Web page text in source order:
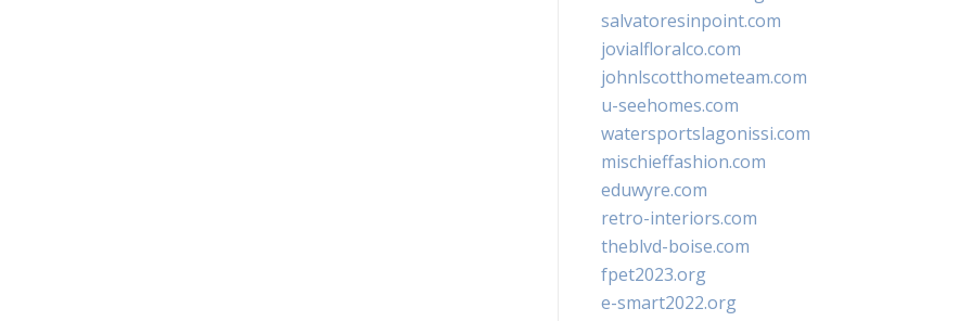
salvatoresinpoint.com
jovialfloralco.com
johnlscotthometeam.com
u-seehomes.com
watersportslagonissi.com
mischieffashion.com
eduwyre.com
retro-interiors.com
theblvd-boise.com
fpet2023.org
e-smart2022.org